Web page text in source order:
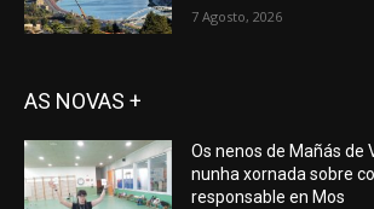
7 Agosto, 2026
AS NOVAS +
Os nenos de Mañás de
nunha xornada sobre
responsable en Mos